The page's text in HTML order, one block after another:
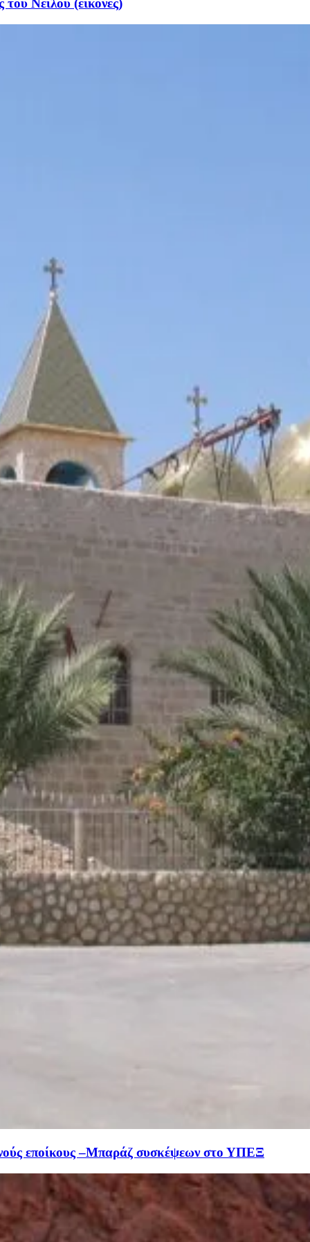
Νείλου (εικόνες)
εποίκους –Μπαράζ συσκέψεων στο ΥΠΕΞ